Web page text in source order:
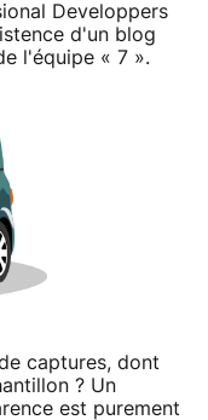
Developpers
d'un blog
l'équipe « 7 ».
captures, dont
? Un
est purement